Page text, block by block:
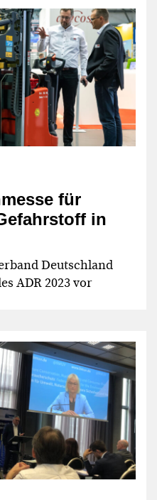
für
in
Deutschland
ADR 2023 vor